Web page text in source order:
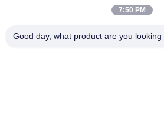
7:50 PM
Good day, what product are you looking